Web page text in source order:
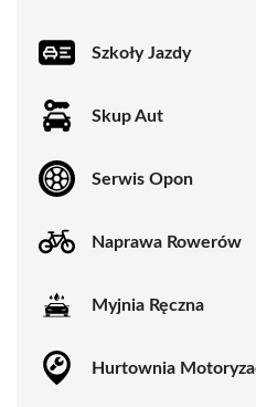
Szkoły Jazdy
Skup Aut
Serwis Opon
Naprawa Rowerów
Myjnia Ręczna
Hurtownia